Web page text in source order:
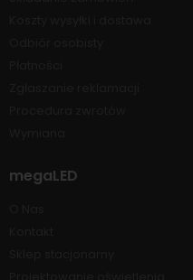
megaLED